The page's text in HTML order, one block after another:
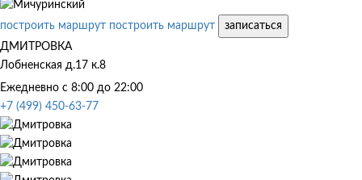
построить маршрут построить маршрут
записаться
ДМИТРОВКА
Лобненская д.17 к.8
Ежедневно с 8:00 до 22:00
+7 (499) 450-63-77